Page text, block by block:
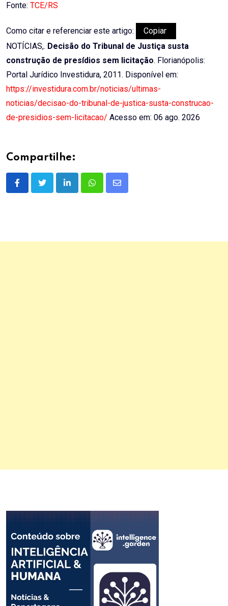
Fonte: TCE/RS
Como citar e referenciar este artigo:
Copiar
NOTÍCIAS,. Decisão do Tribunal de Justiça susta
construção de presídios sem licitação. Florianópolis:
Portal Jurídico Investidura, 2011. Disponível em:
https://investidura.com.br/noticias/ultimas-
noticias/decisao-do-tribunal-de-justica-susta-construcao-
de-presidios-sem-licitacao/ Acesso em: 06 ago. 2026
Compartilhe:
LinkedInWhatsappShare